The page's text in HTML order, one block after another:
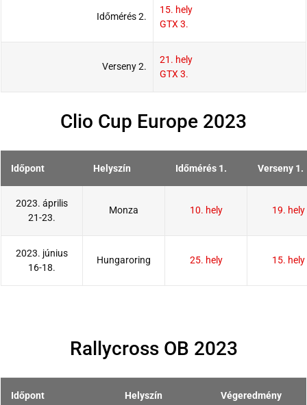
Időmérés 2.
15. hely
GTX 3.
Verseny 2.
21. hely
GTX 3.
Clio Cup Europe 2023
Időpont Helyszín Időmérés 1. Verseny 1.
2023. április
21-23.
Monza 10. hely 19. hely
2023. június
16-18.
Hungaroring 25. hely 15. hely
Rallycross OB 2023
Időpont Helyszín Végeredmény